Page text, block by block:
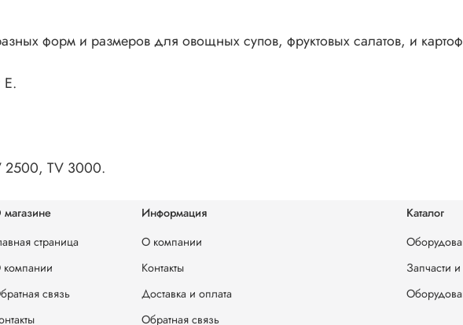
форм и размеров для овощных супов, фруктовых салатов, и
2500, TV 3000.
страница
связь
Информация
О компании
Контакты
Доставка и оплата
Обратная связь
Каталог
Запчасти